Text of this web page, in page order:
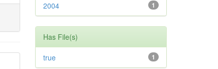
1
2004
Has File(s)
1
true